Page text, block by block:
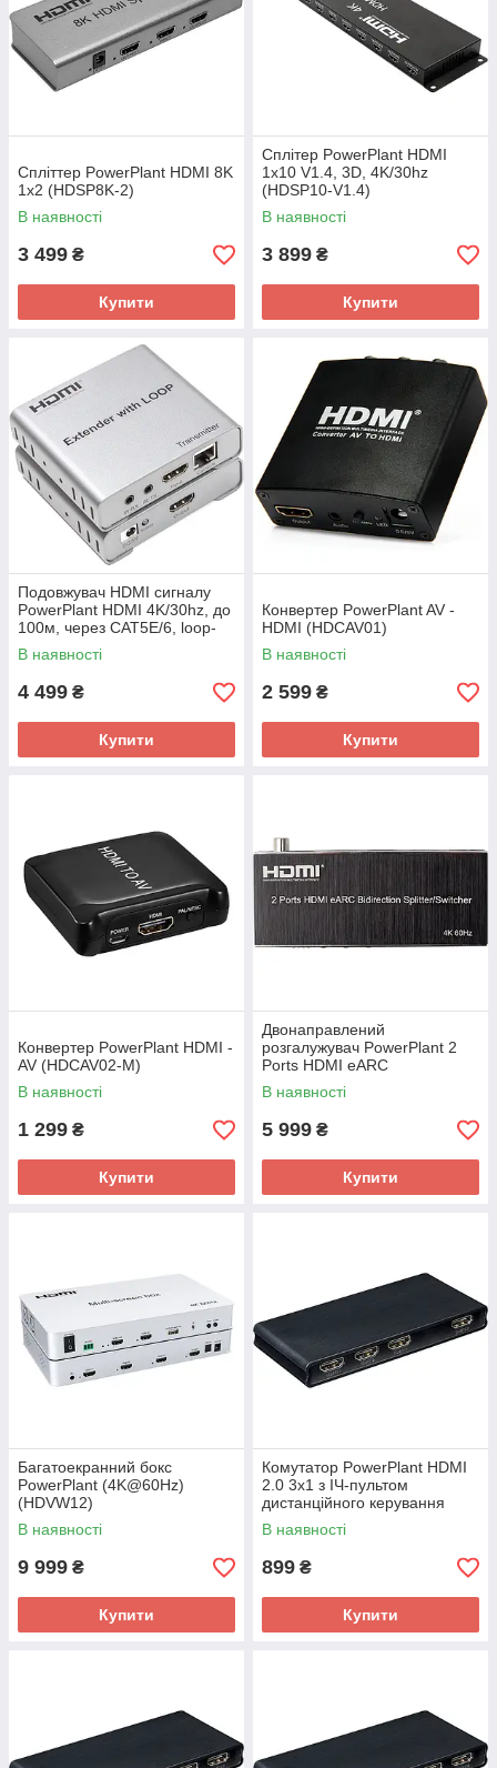
Спліттер PowerPlant HDMI 8K
1x2 (HDSP8K-2)
В наявності
3 499 ₴
Купити
Сплітер PowerPlant HDMI
1x10 V1.4, 3D, 4K/30hz
(HDSP10-V1.4)
В наявності
3 899 ₴
Купити
Подовжувач HDMI сигналу
PowerPlant HDMI 4K/30hz, до
100м, через CAT5E/6, loop-
out (HDES12-LOOP)
В наявності
4 499 ₴
Купити
Конвертер PowerPlant AV -
HDMI (HDCAV01)
В наявності
2 599 ₴
Купити
Конвертер PowerPlant HDMI -
AV (HDCAV02-M)
В наявності
1 299 ₴
Купити
Двонаправлений
розгалужувач PowerPlant 2
Ports HDMI eARC
В наявності
5 999 ₴
Купити
Багатоекранний бокс
PowerPlant (4K@60Hz)
(HDVW12)
В наявності
9 999 ₴
Купити
Комутатор PowerPlant HDMI
2.0 3х1 з ІЧ-пультом
дистанційного керування
(HDSW3X1)
В наявності
899 ₴
Купити